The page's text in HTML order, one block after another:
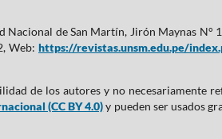
Nacional de San Martín, Jirón Maynas
Web: https://revistas.unsm.edu.pe/
de los autores y no necesariamente
(CC BY 4.0)y pueden ser usados